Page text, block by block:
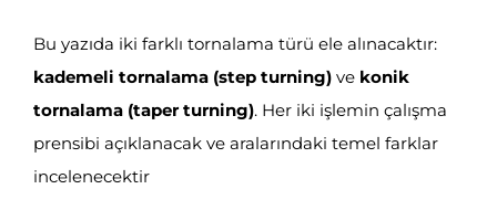
Bu yazıda iki farklı tornalama türü ele alınacaktır:
kademeli tornalama (step turning)ve konik
tornalama (taper turning). Her iki işlemin çalışma
prensibi açıklanacak ve aralarındaki temel farklar
incelenecektir